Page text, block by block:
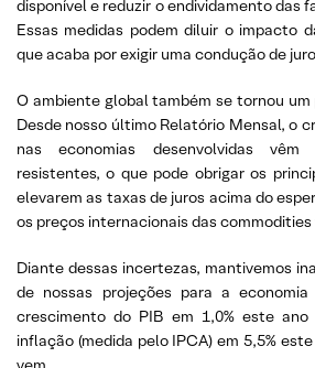
disponível e reduzir o endividamento das
Essas medidas podem diluir o impacto
que acaba por exigir uma condução de
O ambiente global também se tornou um
Desde nosso último Relatório Mensal, o
nas economias desenvolvidas
resistentes, o que pode obrigar os
elevarem as taxas de juros acima do
os preços internacionais das
Diante dessas incertezas, mantivemos
de nossas projeções para a economia
crescimento do PIB em 1,0% este
inflação (medida pelo IPCA) em 5,5%